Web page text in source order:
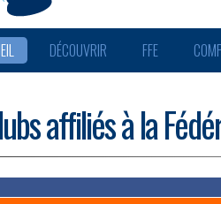
DÉCOUVRIR FFE
affiliés à la